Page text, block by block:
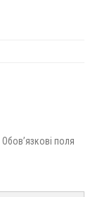
Обов’язкові поля